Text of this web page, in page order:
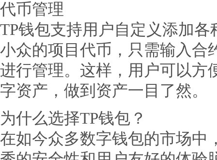
代币管理
TP钱包支持用户自定义添加
小众的项目代币，只需输入合
进行管理。这样，用户可以方
字资产，做到资产一目了然。
为什么选择TP钱包？
在如今众多数字钱包的市场中